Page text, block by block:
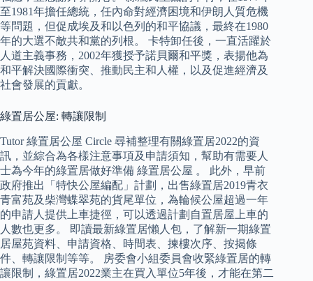
至1981年擔任總統，任內命對經濟困境和伊朗人質危機
等問題，但促成埃及和以色列的和平協議，最終在1980
年的大選不敵共和黨的列根。 卡特卸任後，一直活躍於
人道主義事務，2002年獲授予諾貝爾和平獎，表揚他為
和平解決國際衝突、推動民主和人權，以及促進經濟及
社會發展的貢獻。
綠置居公屋: 轉讓限制
Tutor 綠置居公屋 Circle 尋補整理有關綠置居2022的資
訊，並綜合為各樣注意事項及申請須知，幫助有需要人
士為今年的綠置居做好準備 綠置居公屋 。 此外，早前
政府推出「特快公屋編配」計劃，出售綠置居2019青衣
青富苑及柴灣蝶翠苑的貨尾單位，為輪候公屋超過一年
的申請人提供上車捷徑，可以透過計劃自置居屋上車的
人數也更多。 即讀最新綠置居懶人包，了解新一期綠置
居屋苑資料、申請資格、時間表、揀樓次序、按揭條
件、轉讓限制等等。 房委會小組委員會收緊綠置居的轉
讓限制，綠置居2022業主在買入單位5年後，才能在第二